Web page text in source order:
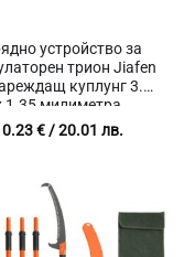
устройство за
трион Jiafen
куплунг 3.5
1.35 милиметра
€/ 20.01 лв.